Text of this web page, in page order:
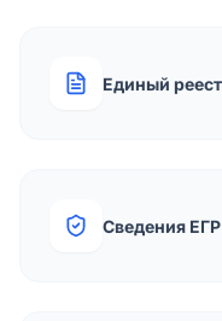
Единый
Сведения ЕГР